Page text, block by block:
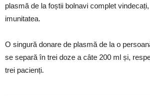
plasmă de la foștii bolnavi complet
imunitatea.
O singură donare de plasmă de la o
se separă în trei doze a câte 200 ml și,
trei pacienți.